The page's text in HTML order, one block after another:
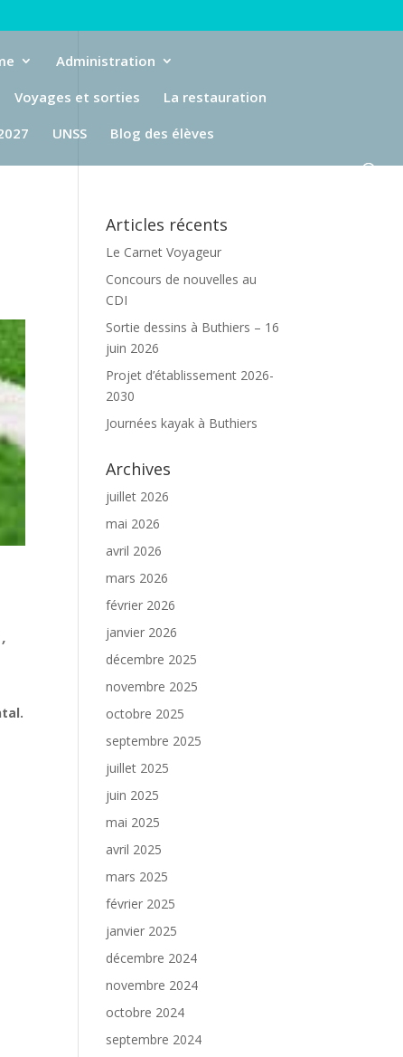
Administration
Voyages et sorties
La restauration
UNSS Blog des élèves
Articles récents
Le Carnet Voyageur
Concours de nouvelles au
CDI
Sortie dessins à Buthiers – 16
juin 2026
Projet d’établissement 2026-
2030
Journées kayak à Buthiers
Archives
juillet 2026
mai 2026
avril 2026
mars 2026
février 2026
janvier 2026
décembre 2025
novembre 2025
octobre 2025
septembre 2025
juillet 2025
juin 2025
mai 2025
avril 2025
mars 2025
février 2025
janvier 2025
décembre 2024
novembre 2024
octobre 2024
septembre 2024